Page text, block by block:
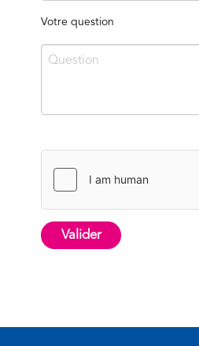
Votre question
Valider